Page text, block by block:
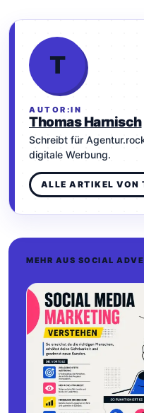
T
AUTOR:IN
Thomas Harnisch
Schreibt für
digitale Werbung.
ALLE ARTIKEL VON
MEHR AUS SOCIAL